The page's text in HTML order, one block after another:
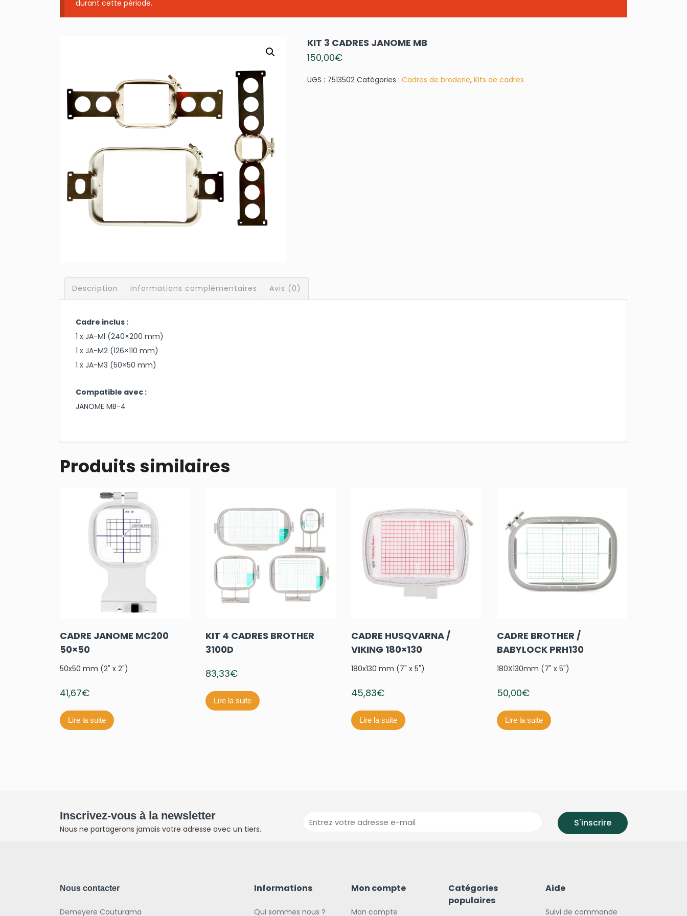
durant cette période.
KIT 3 CADRES JANOME MB
150,00€
UGS : 7513502 Catégories : Cadres de broderie, Kits de cadres
Description Informations complémentaires Avis (0)
Cadre inclus :
1 x JA-Ml (240×200 mm)
1 x JA-M2 (126×110 mm)
1 x JA-M3 (50×50 mm)
Compatible avec :
JANOME MB-4
Produits similaires
CADRE JANOME MC200
50×50
50x50 mm (2" x 2")
41,67€
Lire la suite
KIT 4 CADRES BROTHER
3100D
83,33€
Lire la suite
CADRE HUSQVARNA /
VIKING 180×130
180x130 mm (7" x 5")
45,83€
Lire la suite
CADRE BROTHER /
BABYLOCK PRH130
180X130mm (7" x 5")
50,00€
Lire la suite
Inscrivez-vous à la newsletter
Nous ne partagerons jamais votre adresse avec un tiers.
Nous contacter
Demeyere Couturama
Informations
Qui sommes nous ?
Mon compte
Mon compte
Catégories
populaires
Aide
Suivi de commande